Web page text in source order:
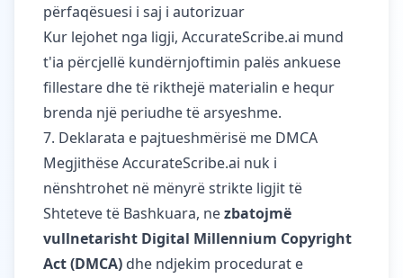
përfaqësuesi i saj i autorizuar
Kur lejohet nga ligji, AccurateScribe.ai mund
t'ia përcjellë kundërnjoftimin palës ankuese
fillestare dhe të rikthejë materialin e hequr
brenda një periudhe të arsyeshme.
7. Deklarata e pajtueshmërisë me DMCA
Megjithëse AccurateScribe.ai nuk i
nënshtrohet në mënyrë strikte ligjit të
Shteteve të Bashkuara, nezbatojmë
vullnetarisht Digital Millennium Copyright
Act (DMCA) dhe ndjekim procedurat e